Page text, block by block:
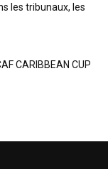
les tribunaux, les
CARIBBEAN CUP